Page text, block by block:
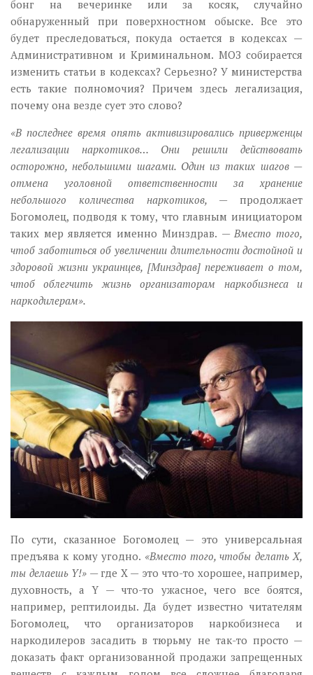
бонг на вечеринке или за косяк, случайно
обнаруженный при поверхностном обыске. Все это
будет преследоваться, покуда остается в кодексах —
Административном и Криминальном. МОЗ собирается
изменить статьи в кодексах? Серьезно? У министерства
есть такие полномочия? Причем здесь легализация,
почему она везде сует это слово?
«В последнее время опять активизировались приверженцы
легализации наркотиков… Они решили действовать
осторожно, небольшими шагами. Один из таких шагов —
отмена уголовной ответственности за хранение
небольшого количества наркотиков, — продолжает
Богомолец, подводя к тому, что главным инициатором
таких мер является именно Минздрав. — Вместо того,
чтоб заботиться об увеличении длительности достойной и
здоровой жизни украинцев, [Минздрав] переживает о том,
чтоб облегчить жизнь организаторам наркобизнеса и
наркодилерам».
По сути, сказанное Богомолец — это универсальная
предъява к кому угодно. «Вместо того, чтобы делать Х,
ты делаешь Y!» — где Х — это что-то хорошее, например,
духовность, а Y — что-то ужасное, чего все боятся,
например, рептилоиды. Да будет известно читателям
Богомолец, что организаторов наркобизнеса и
наркодилеров засадить в тюрьму не так-то просто —
доказать факт организованной продажи запрещенных